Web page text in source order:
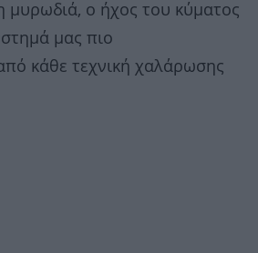
μυρωδιά, ο ήχος του κύματος
μας πιο
κάθε τεχνική χαλάρωσης